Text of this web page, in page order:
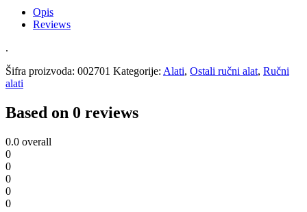
Opis
Reviews
.
Šifra proizvoda: 002701 Kategorije: Alati, Ostali ručni alat, Ručni
alati
Based on 0 reviews
0.0 overall
0
0
0
0
0